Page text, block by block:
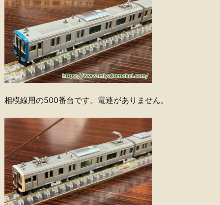
相模線用の500番台です。電連がありません。